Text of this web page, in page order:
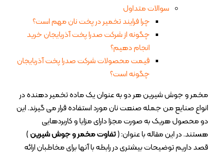
سوالات متداول
چرا فرایند تخمیر در پخت نان مهم است؟
چگونه از شرکت صدرا پخت آذربایجان خرید
انجام دهیم؟
قیمت محصولات شرکت صدرا پخت آذربایجان
چگونه است؟
مخمر و جوش شیرین هر دو به عنوان یک ماده تخمیر دهنده در
انواع صنایع من جمله صنعت نان مورد استفاده قرار می گیرند. این
دو محصول هریک به صورت مجزا دارای مزایا و کاربردهایی
هستند. در این مقاله با عنوان: (تفاوت مخمر و جوش شیرین)
قصد داریم توضیحات بیشتری در رابطه با آنها برای مخاطبان ارائه